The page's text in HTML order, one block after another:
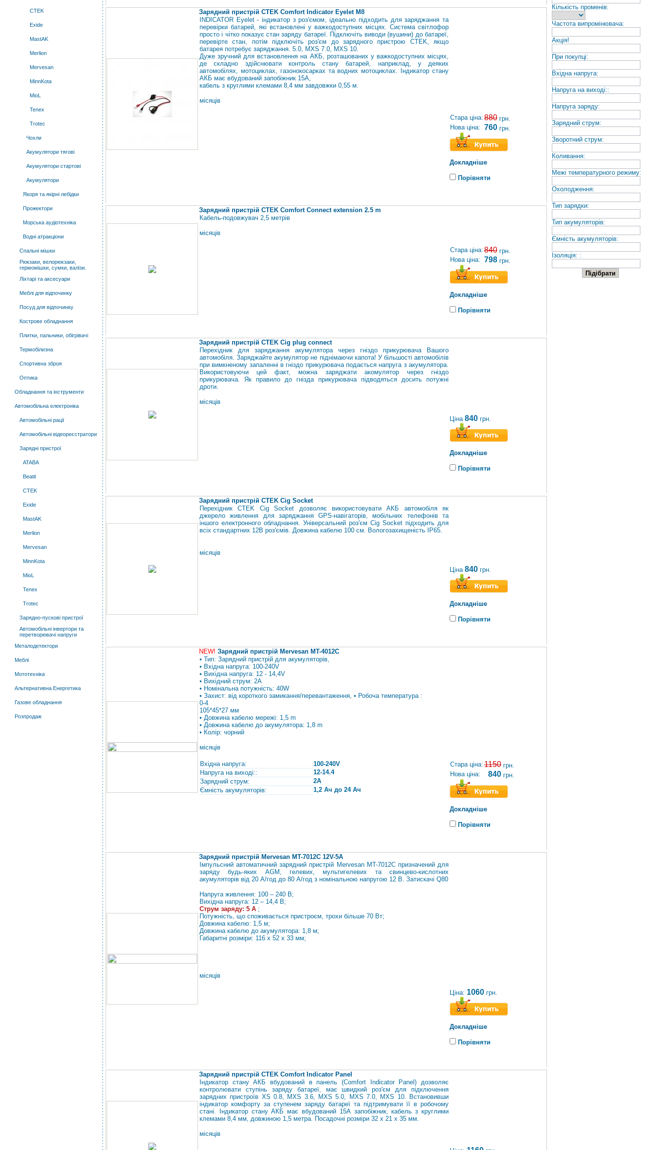
CTEK
Exide
MastAK
Merlion
Mervesan
MinnKota
MioL
Tenex
Trotec
Чохли
Акумулятори тягові
Акумулятори стартові
Акумулятори
Якоря та якірні лебідки
Прожектори
Морська аудіотехніка
Водні атракціони
Спальні мішки
Рюкзаки, велорюкзаки,
гермомішки, сумки, валізи.
Ліхтарі та аксесуари
Меблі для відпочинку
Посуд для відпочинку
Кострове обладнання
Плитки, пальники, обігрівачі
Термобілизна
Спортивна зброя
Оптика
Обладнання та інструменти
Автомобільна електроніка
Автомобільні рації
Автомобільні відеореєстратори
Зарядні пристрої
ATABA
Beatit
CTEK
Exide
MastAK
Merlion
Mervesan
MinnKota
MioL
Tenex
Trotec
Зарядно-пускові пристрої
Автомобільні інвертори та
перетворювачі напруги
Металодетектори
Меблі
Мототехніка
Альтернативна Енергетика
Газове обладнання
Розпродаж
Зарядний пристрій CTEK Comfort Indicator Eyelet M8
INDICATOR Eyelet - індикатор з роз'ємом, ідеально підходить для заряджання та
перевірки батарей, які встановлені у важкодоступних місцях. Система світлофор
просто і чітко показує стан заряду батареї. Підключіть виводи (вушини) до батареї,
перевірте стан, потім підключіть роз'єм до зарядного пристрою CTEK, якщо
батарея потребує заряджання. 5.0, MXS 7.0, MXS 10.
Дуже зручний для встановлення на АКБ, розташованих у важкодоступних місцях,
де складно здійснювати контроль стану батарей, наприклад, у деяких
автомобілях, мотоциклах, газонокосарках та водних мотоциклах. Індикатор стану
АКБ має вбудований запобіжник 15А,
кабель з круглими клемами 8,4 мм завдовжки 0,55 м.
місяців
Стара ціна: 880 грн.
Нова ціна: 760 грн.
Докладніше
Порівняти
Зарядний пристрій CTEK Comfort Connect extension 2.5 m
Кабель-подовжувач 2,5 метрів
місяців
Стара ціна: 840 грн.
Нова ціна: 798 грн.
Докладніше
Порівняти
Зарядний пристрій CTEK Cig plug connect
Перехідник для заряджання акумулятора через гніздо прикурювача Вашого
автомобіля. Заряджайте акумулятор не піднімаючи капота! У більшості автомобілів
при вимкненому запаленні в гніздо прикурювача подається напруга з акумулятора.
Використовуючи цей факт, можна заряджати акомулятор через гніздо
прикурювача. Як правило до гнізда прикурювача підводяться досить потужні
дроти.
місяців
Ціна 840 грн.
Докладніше
Порівняти
Зарядний пристрій CTEK Cig Socket
Перехідник CTEK Cig Socket дозволяє використовувати АКБ автомобіля як
джерело живлення для заряджання GPS-навігаторів, мобільних телефонів та
іншого електронного обладнання. Універсальний роз'єм Cig Socket підходить для
всіх стандартних 12В роз'ємів. Довжина кабелю 100 см. Вологозахищеність IP65.
місяців
Ціна 840 грн.
Докладніше
Порівняти
NEW! Зарядний пристрій Mervesan MT-4012C
• Тип: Зарядний пристрій для акумуляторів,
• Вхідна напруга: 100-240V
• Вихідна напруга: 12 - 14,4V
• Вихідний струм: 2А
• Номінальна потужність: 40W
• Захист: від короткого замикання/перевантаження, • Робоча температура :
0-4
105*45*27 мм
• Довжина кабелю мережі: 1,5 m
• Довжина кабелю до акумулятора: 1,8 m
• Колір: чорний
місяців
Вхідна напруга:
100-240V
Напруга на виході::
12-14.4
Зарядний струм:
2A
Ємність акумуляторів:
1,2 Ач до 24 Ач
Стара ціна: 1150 грн.
Нова ціна:
840 грн.
Докладніше
Порівняти
Зарядний пристрій Mervesan MT-7012C 12V-5A
Імпульсний автоматичний зарядний пристрій Mervesan MT-7012C призначений для
заряду будь-яких AGM, гелевих, мультигелевих та свинцево-кислотних
акумуляторів від 20 А/год до 80 А/год з номінальною напругою 12 В. Затискачі Q80
Напруга живлення: 100 – 240 В;
Вихідна напруга: 12 – 14,4 В;
Струм заряду: 5 А ;
Потужність, що споживається пристроєм, трохи більше 70 Вт;
Довжина кабелю: 1,5 м;
Довжина кабелю до акумулятора: 1,8 м;
Габаритні розміри: 116 х 52 х 33 мм;
місяців
Ціна: 1060 грн.
Докладніше
Порівняти
Зарядний пристрій CTEK Comfort Indicator Panel
Індикатор стану АКБ вбудований в панель (Comfort Indicator Panel) дозволяє
контролювати ступінь заряду батареї, має швидкий роз'єм для підключення
зарядних пристроїв XS 0.8, MXS 3.6, MXS 5.0, MXS 7.0, MXS 10. Встановивши
індикатор комфорту за ступенем заряду батареї та підтримувати її в робочому
стані. Індикатор стану АКБ має вбудований 15А запобіжник, кабель з круглими
клемами 8,4 мм, довжиною 1,5 метра. Посадочні розміри 32 х 21 х 35 мм.
місяців
Кількість променів:
Частота випромінювача:
Акція!
При покупці:
Вхідна напруга:
Напруга на виході::
Напруга заряду:
Зарядний струм:
Зворотний струм:
Коливання:
Межі температурного режиму:
Охолодження:
Тип зарядки:
Тип акумуляторів:
Ємність акумуляторів:
Ізоляція: :